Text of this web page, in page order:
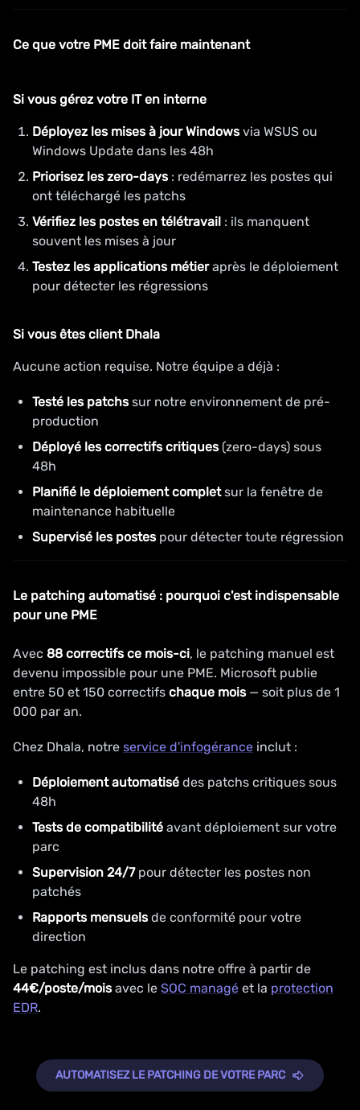
Ce que votre PME doit faire maintenant
Si vous gérez votre IT en interne
Déployez les mises à jour Windowsvia WSUS ou
Windows Update dans les 48h
Priorisez les zero-days: redémarrez les postes qui
ont téléchargé les patchs
Vérifiez les postes en télétravail : ils manquent
souvent les mises à jour
Testez les applications métieraprès le déploiement
pour détecter les régressions
Si vous êtes client Dhala
Aucune action requise. Notre équipe a déjà :
Testé les patchssur notre environnement de pré-
production
Déployé les correctifs critiques(zero-days) sous
48h
Planifié le déploiement completsur la fenêtre de
maintenance habituelle
Supervisé les postespour détecter toute régression
Le patching automatisé : pourquoi c'est indispensable
pour une PME
Avec 88 correctifs ce mois-ci, le patching manuel est
devenu impossible pour une PME. Microsoft publie
entre 50 et 150 correctifs chaque mois— soit plus de 1
000 par an.
Chez Dhala, notre service d'infogérance inclut :
Déploiement automatisé des patchs critiques sous
48h
Tests de compatibilité avant déploiement sur votre
parc
Supervision 24/7pour détecter les postes non
patchés
Rapports mensuelsde conformité pour votre
direction
Le patching est inclus dans notre offre à partir de
44€/poste/moisavec le SOC managé et la protection
EDR.
AUTOMATISEZ LE PATCHING DE VOTRE PARC